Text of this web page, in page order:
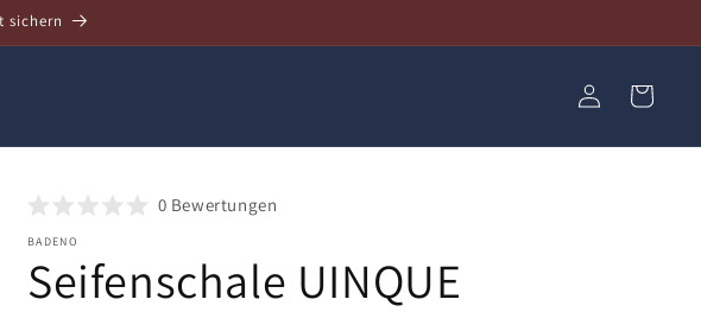
sichern
EinloggenWarenkorb
0 Bewertungen
BADENO
Seifenschale UINQUE